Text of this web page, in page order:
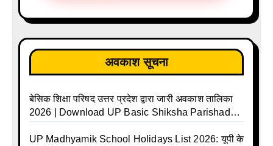
अवकाश सूचना
बेसिक शिक्षा परिषद उत्तर प्रदेश द्वारा जारी अवकाश तालिका
2026 | Download UP Basic Shiksha Parishad
Basic School Avkash Talika UP 2026 | UP Basic
UP Madhyamik School Holidays List 2026: यूपी के